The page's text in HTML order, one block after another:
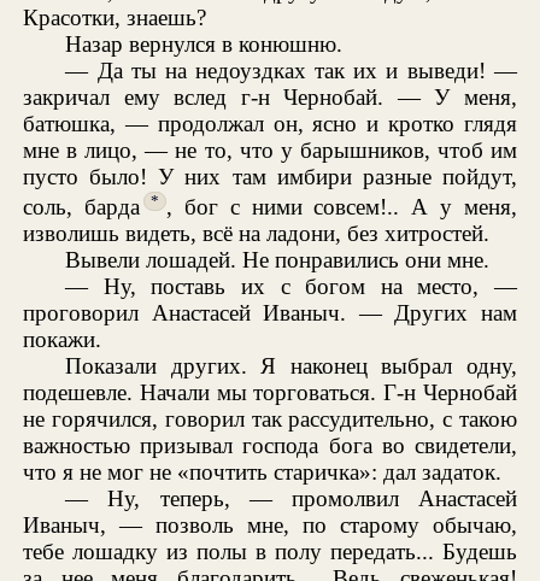
Красотки, знаешь?
Назар вернулся в конюшню.
— Да ты на недоуздках так их и выведи! —
закричал ему вслед г-н Чернобай. — У меня,
батюшка, — продолжал он, ясно и кротко глядя
мне в лицо, — не то, что у барышников, чтоб им
пусто было! У них там имбири разные пойдут,
соль, барда
* , бог с ними совсем!.. А у меня,
изволишь видеть, всё на ладони, без хитростей.
Вывели лошадей. Не понравились они мне.
— Ну, поставь их с богом на место, —
проговорил Анастасей Иваныч. — Других нам
покажи.
Показали других. Я наконец выбрал одну,
подешевле. Начали мы торговаться. Г-н Чернобай
не горячился, говорил так рассудительно, с такою
важностью призывал господа бога во свидетели,
что я не мог не «почтить старичка»: дал задаток.
— Ну, теперь, — промолвил Анастасей
Иваныч, — позволь мне, по старому обычаю,
тебе лошадку из полы в полу передать... Будешь